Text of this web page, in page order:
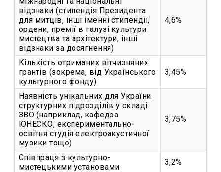
відзнаки (стипендія Президента
для митців, інші іменні стипендії,
ордени, премії в галузі культури,
мистецтва та архітектури, інші
відзнаки за досягнення)
4,6%
Кількість отриманих вітчизняних
грантів (зокрема, від Українського
культурного фонду)
3,45%
Наявність унікальних для України
структурних підрозділів у складі
ЗВО (наприклад, кафедра
ЮНЕСКО, експериментально-
освітня студія електроакустичної
музики тощо)
3,75%
Співпраця з культурно-
мистецькими установами
3,2%